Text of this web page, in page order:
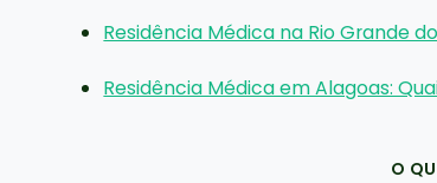
Residência Médica na Rio Grande
Residência Médica em Alagoas:
O